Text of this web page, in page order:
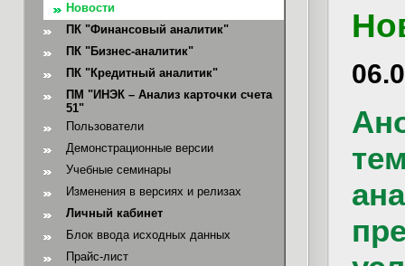
Новости
ПК "Финансовый аналитик"
ПК "Бизнес-аналитик"
ПК "Кредитный аналитик"
ПМ "ИНЭК – Анализ карточки счета
51"
Пользователи
Демонстрационные версии
Учебные семинары
Изменения в версиях и релизах
Личный кабинет
Блок ввода исходных данных
Прайс-лист